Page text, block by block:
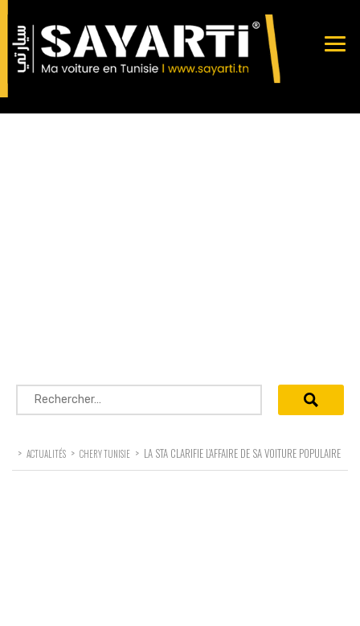
Rechercher :
> ACTUALITÉS > CHERY TUNISIE > LA STA CLARIFIE L’AFFAIRE DE SA VOITURE POPULAIRE